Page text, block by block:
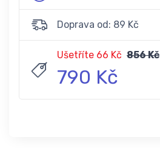
Doprava od: 89 Kč
Ušetříte 66 Kč 856 Kč
790 Kč